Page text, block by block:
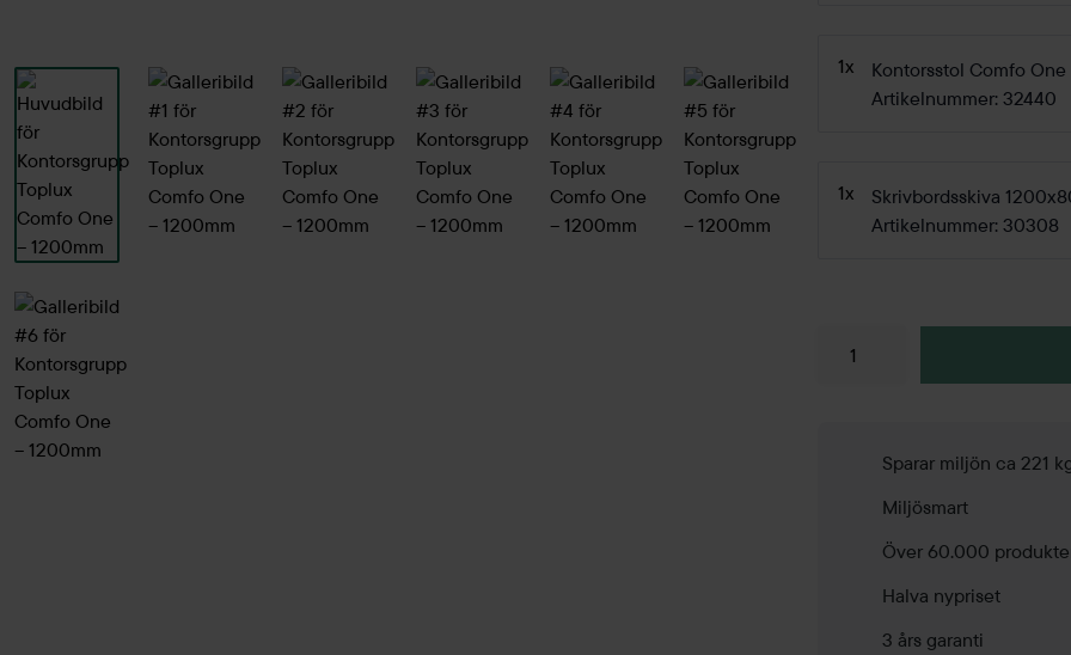
1x
Kontorsstol Comfo One
Artikelnummer: 32440
1x
Skrivbordsskiva
Artikelnummer: 30308
Sparar miljön ca 221
Miljösmart
Över 60.000
Halva nypriset
3 års garanti